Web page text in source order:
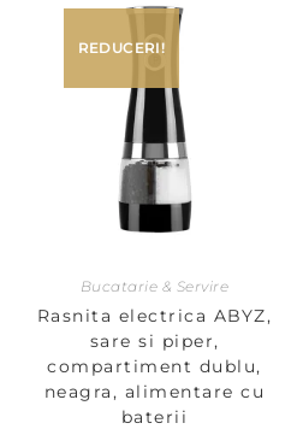
REDUCERI!
Bucatarie & Servire
Rasnita electrica ABYZ,
sare si piper,
compartiment dublu,
neagra, alimentare cu
baterii